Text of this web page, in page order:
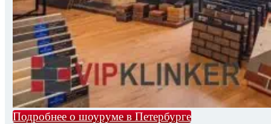
Подробнее о шоуруме в Петербурге